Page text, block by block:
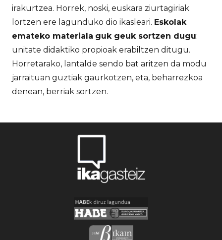
irakurtzea. Horrek, noski, euskara ziurtagiriak
lortzen ere lagunduko dio ikasleari. Eskolak
emateko materiala guk geuk sortzen dugu:
unitate didaktiko propioak erabiltzen ditugu.
Horretarako, lantalde sendo bat aritzen da modu
jarraituan guztiak gaurkotzen, eta, beharrezkoa
denean, berriak sortzen.